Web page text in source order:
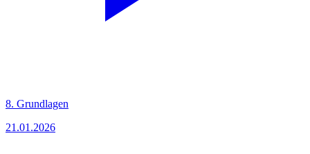
8. Grundlagen
21.01.2026